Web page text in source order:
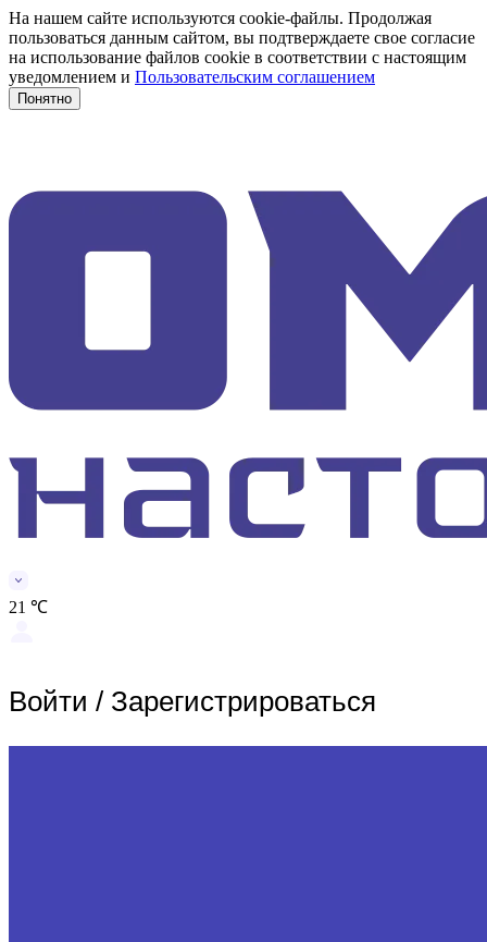
На нашем сайте используются cookie-файлы. Продолжая
пользоваться данным сайтом, вы подтверждаете свое согласие
на использование файлов cookie в соответствии с настоящим
уведомлением и Пользовательским соглашением
Понятно
21 ℃
Войти / Зарегистрироваться